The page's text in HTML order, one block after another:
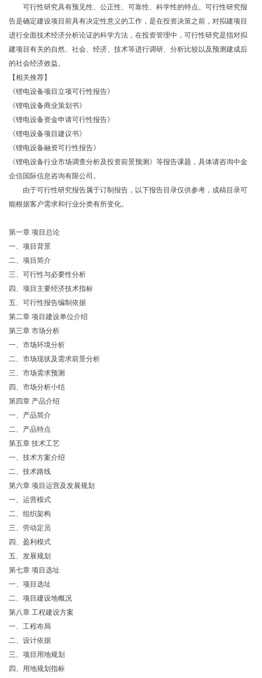
可行性研究具有预见性、公正性、可靠性、科学性的特点。可行性研究报
告是确定建设项目前具有决定性意义的工作，是在投资决策之前，对拟建项目
进行全面技术经济分析论证的科学方法，在投资管理中，可行性研究是指对拟
建项目有关的自然、社会、经济、技术等进行调研、分析比较以及预测建成后
的社会经济效益。
【相关推荐】
《锂电设备项目立项可行性报告》
《锂电设备商业策划书》
《锂电设备资金申请可行性报告》
《锂电设备项目建议书》
《锂电设备融资可行性报告》
《锂电设备行业市场调查分析及投资前景预测》等报告课题，具体请咨询中金
企信国际信息咨询有限公司。
由于可行性研究报告属于订制报告，以下报告目录仅供参考，成稿目录可
能根据客户需求和行业分类有所变化。
第一章 项目总论
一、项目背景
二、项目简介
三、可行性与必要性分析
四、项目主要经济技术指标
五、可行性报告编制依据
第二章 项目建设单位介绍
第三章 市场分析
一、市场环境分析
二、市场现状及需求前景分析
三、市场需求预测
四、市场分析小结
第四章 产品介绍
一、产品简介
二、产品特点
第五章 技术工艺
一、技术方案介绍
二、技术路线
第六章 项目运营及发展规划
一、运营模式
二、组织架构
三、劳动定员
四、盈利模式
五、发展规划
第七章 项目选址
一、项目选址
二、项目建设地概况
第八章 工程建设方案
一、工程布局
二、设计依据
三、项目用地规划
四、用地规划指标